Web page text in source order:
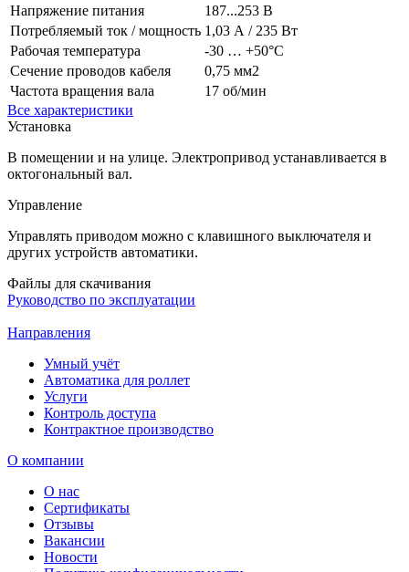
Напряжение питания
187...253 В
Потребляемый ток / мощность 1,03 А / 235 Вт
Рабочая температура
-30 … +50°C
Сечение проводов кабеля
0,75 мм2
Частота вращения вала
17 об/мин
Все характеристики
Установка
В помещении и на улице. Электропривод устанавливается в
октогональный вал.
Управление
Управлять приводом можно с клавишного выключателя и
других устройств автоматики.
Файлы для скачивания
Руководство по эксплуатации
Направления
Умный учёт
Автоматика для роллет
Услуги
Контроль доступа
Контрактное производство
О компании
О нас
Сертификаты
Отзывы
Вакансии
Новости